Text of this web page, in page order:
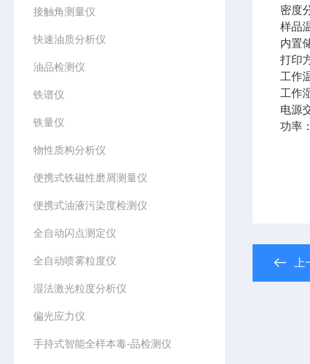
接触角测量仪
快速油质分析仪
油品检测仪
铁谱仪
铁量仪
物性质构分析仪
便携式铁磁性磨屑测量仪
便携式油液污染度检测仪
全自动闪点测定仪
全自动喷雾粒度仪
湿法激光粒度分析仪
偏光应力仪
手持式智能全样本毒-品检测仪
密度
样品
内置
打印
工作
工作
电源
功率